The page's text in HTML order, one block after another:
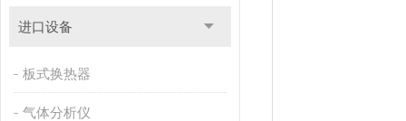
进口设备
板式换热器
气体分析仪